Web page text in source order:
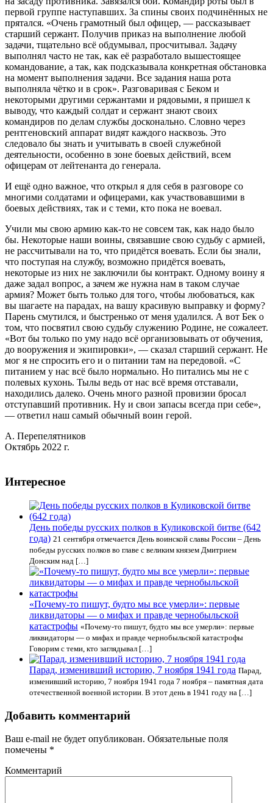
первой группе наступавших. За спины своих подчинённых не
прятался. «Очень грамотный был офицер, — рассказывает
старший сержант. Получив приказ на выполнение любой
задачи, тщательно всё обдумывал, просчитывал. Задачу
выполнял часто не так, как её разработало вышестоящее
командование, а так, как подсказывала конкретная обстановка
на момент выполнения задачи. Все задания наша рота
выполняла чётко и в срок». Разговаривая с Беком и
некоторыми другими сержантами и рядовыми, я пришел к
выводу, что каждый солдат и сержант знают своих
командиров по делам службы досконально. Словно через
рентгеновский аппарат видят каждого насквозь. Это
следовало бы знать и учитывать в своей служебной
деятельности, особенно в зоне боевых действий, всем
офицерам от лейтенанта до генерала.
И ещё одно важное, что открыл я для себя в разговоре со
многими солдатами и офицерами, как участвовавшими в
боевых действиях, так и с теми, кто пока не воевал.
Учили мы свою армию как-то не совсем так, как надо было
бы. Некоторые наши воины, связавшие свою судьбу с армией,
не рассчитывали на то, что придётся воевать. Если бы знали,
что поступая на службу, возможно придётся воевать,
некоторые из них не заключили бы контракт. Одному воину я
даже задал вопрос, а зачем же нужна нам в таком случае
армия? Может быть только для того, чтобы любоваться, как
вы шагаете на парадах, на вашу красивую выправку и форму?
Парень смутился, и быстренько от меня удалился. А вот Бек о
том, что посвятил свою судьбу служению Родине, не сожалеет.
«Вот бы только по уму надо всё организовывать от обучения,
до вооружения и экипировки», — сказал старший сержант. Не
мог я не спросить его и о питании там на передовой. «С
питанием у нас всё было нормально. Но питались мы не с
полевых кухонь. Тылы ведь от нас всё время отставали,
находились далеко. Очень много разной провизии бросал
отступавший противник. Ну и свои запасы всегда при себе»,
— ответил наш самый обычный воин герой.
А. Перепелятников
Октябрь 2022 г.
Интересное
День победы русских полков в Куликовской битве (642
года) 21 сентября отмечается День воинской славы России – День
победы русских полков во главе с великим князем Дмитрием
Донским над […]
«Почему-то пишут, будто мы все умерли»: первые
ликвидаторы — о мифах и правде чернобыльской
катастрофы «Почему-то пишут, будто мы все умерли»: первые
ликвидаторы — о мифах и правде чернобыльской катастрофы
Говорим с теми, кто заглядывал […]
Парад, изменивший историю, 7 ноября 1941 года Парад,
изменивший историю, 7 ноября 1941 года 7 ноября – памятная дата
отечественной военной истории. В этот день в 1941 году на […]
Добавить комментарий
Ваш e-mail не будет опубликован. Обязательные поля
помечены *
Комментарий